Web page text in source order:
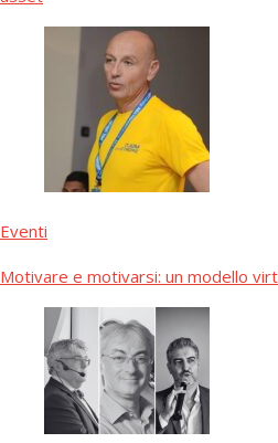
Eventi
Motivare e motivarsi: un modello